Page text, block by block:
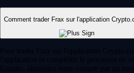
Comment trader Frax sur l'application
Pour trader Frax sur l'application
l'application et complétez le processus de
Ensuite, alimentez votre compte par un